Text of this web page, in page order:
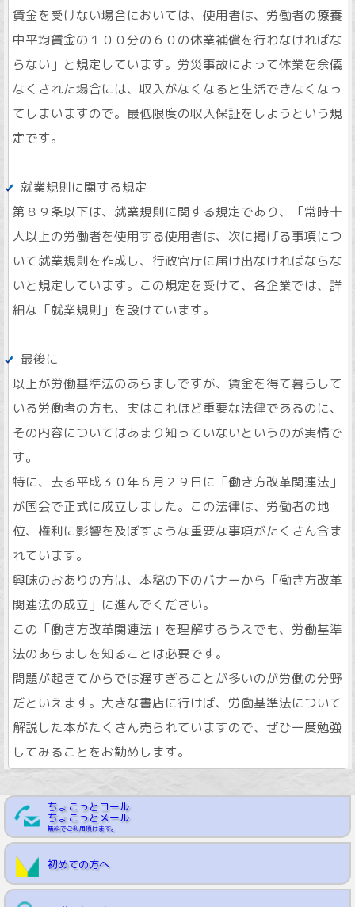
賃金を受けない場合においては、使用者は、労働者の療養
中平均賃金の１００分の６０の休業補償を行わなければな
らない」と規定しています。労災事故によって休業を余儀
なくされた場合には、収入がなくなると生活できなくなっ
てしまいますので。最低限度の収入保証をしようという規
定です。
就業規則に関する規定
第８９条以下は、就業規則に関する規定であり、「常時十
人以上の労働者を使用する使用者は、次に掲げる事項につ
いて就業規則を作成し、行政官庁に届け出なければならな
いと規定しています。この規定を受けて、各企業では、詳
細な「就業規則」を設けています。
最後に
以上が労働基準法のあらましですが、賃金を得て暮らして
いる労働者の方も、実はこれほど重要な法律であるのに、
その内容についてはあまり知っていないというのが実情で
す。
特に、去る平成３０年６月２９日に「働き方改革関連法」
が国会で正式に成立しました。この法律は、労働者の地
位、権利に影響を及ぼすような重要な事項がたくさん含ま
れています。
興味のおありの方は、本稿の下のバナーから「働き方改革
関連法の成立」に進んでください。
この「働き方改革関連法」を理解するうえでも、労働基準
法のあらましを知ることは必要です。
問題が起きてからでは遅すぎることが多いのが労働の分野
だといえます。大きな書店に行けば、労働基準法について
解説した本がたくさん売られていますので、ぜひ一度勉強
してみることをお勧めします。
ちょこっとコール
ちょこっとメール
無料でご利用頂けます。
初めての方へ